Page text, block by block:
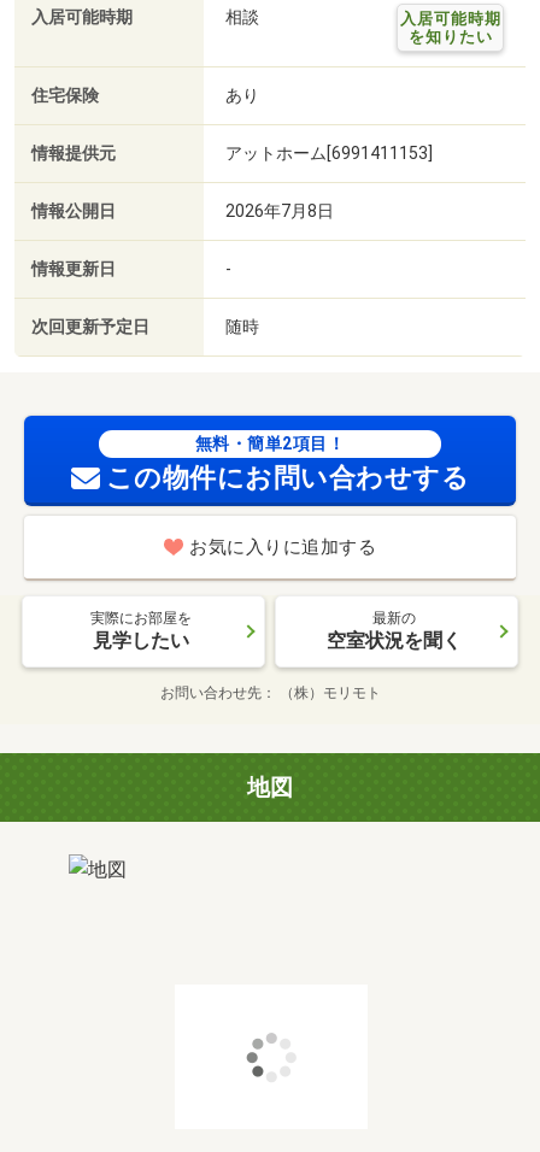
入居可能時期 相談
入居可能時期
を知りたい
住宅保険 あり
情報提供元 アットホーム[6991411153]
情報公開日 2026年7月8日
情報更新日 -
次回更新予定日 随時
無料・簡単2項目！
この物件にお問い合わせする
お気に入りに追加する
実際にお部屋を
見学したい
最新の
空室状況を聞く
お問い合わせ先 （株）モリモト
地図